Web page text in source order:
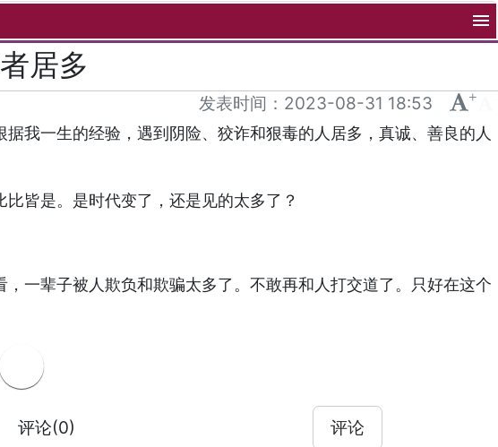
menu
居多
发表时间： 2023-08-31 18:53 +
我一生的经验，遇到阴险、狡诈和狠毒的人居多，真诚、善良的人
皆是。是时代变了，还是见的太多了？
一辈子被人欺负和欺骗太多了。不敢再和人打交道了。只好在这个
评论(0) 评论